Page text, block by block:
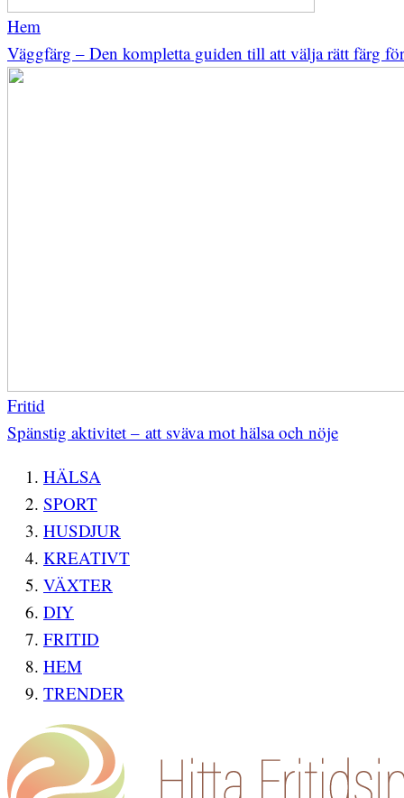
Hem
Väggfärg – Den kompletta guiden till att välja rätt färg
Fritid
Spänstig aktivitet – att sväva mot hälsa och nöje
HÄLSA
SPORT
HUSDJUR
KREATIVT
VÄXTER
DIY
FRITID
HEM
TRENDER